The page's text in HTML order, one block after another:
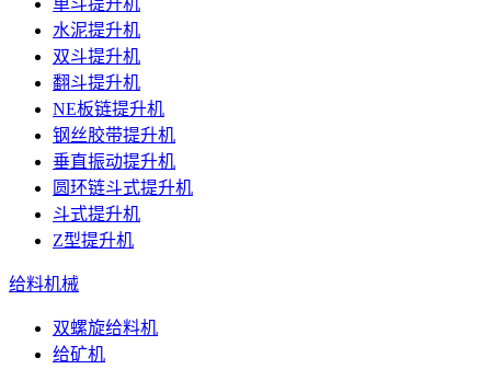
水泥提升机
双斗提升机
翻斗提升机
NE板链提升机
钢丝胶带提升机
垂直振动提升机
圆环链斗式提升机
斗式提升机
Z型提升机
给料机械
双螺旋给料机
给矿机